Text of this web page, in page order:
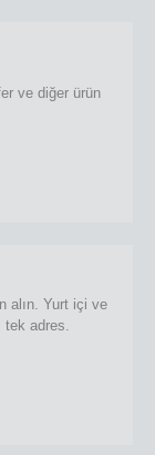
ve diğer ürün
alın. Yurt içi ve
tek adres.